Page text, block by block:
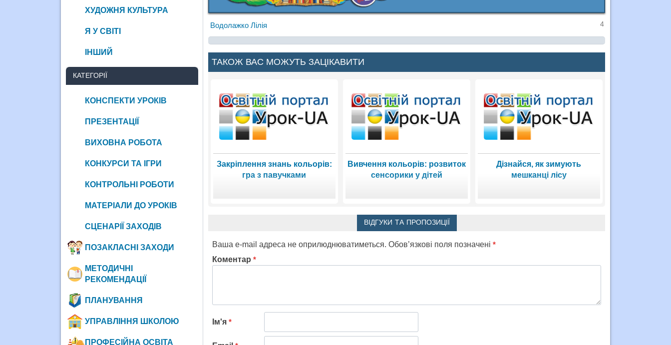
Водолажко Лілія 4
ТАКОЖ ВАС МОЖУТЬ ЗАЦІКАВИТИ
Закріплення знань кольорів:
гра з павучками
Вивчення кольорів: розвиток
сенсорики у дітей
Дізнайся, як зимують
мешканці лісу
ВІДГУКИ ТА ПРОПОЗИЦІЇ
Ваша e-mail адреса не оприлюднюватиметься. Обов’язкові поля позначені *
Коментар *
Ім'я *
ХУДОЖНЯ КУЛЬТУРА
Я У СВІТІ
ІНШИЙ
КАТЕГОРІЇ
КОНСПЕКТИ УРОКІВ
ПРЕЗЕНТАЦІЇ
ВИХОВНА РОБОТА
КОНКУРСИ ТА ІГРИ
КОНТРОЛЬНІ РОБОТИ
МАТЕРІАЛИ ДО УРОКІВ
СЦЕНАРІЇ ЗАХОДІВ
ПОЗАКЛАСНІ ЗАХОДИ
МЕТОДИЧНІ
РЕКОМЕНДАЦІЇ
ПЛАНУВАННЯ
УПРАВЛІННЯ ШКОЛОЮ
ПРОФЕСІЙНА ОСВІТА